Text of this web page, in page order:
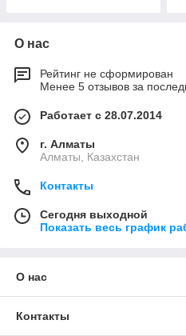
О нас
Рейтинг не сформирован
Менее 5 отзывов за
Работает с 28.07.2014
г. Алматы
Алматы, Казахстан
Контакты
Сегодня выходной
Показать весь график
О нас
Контакты